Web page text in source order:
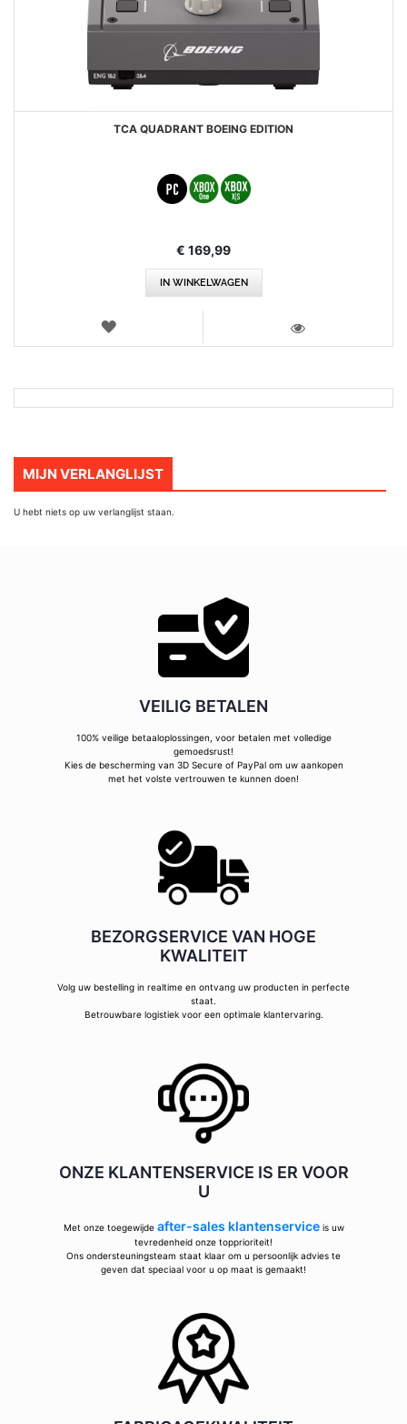
TCA QUADRANT BOEING EDITION
€ 169,99
IN WINKELWAGEN
VERLANGLIJST
MIJN VERLANGLIJST
U hebt niets op uw verlanglijst staan.
VEILIG BETALEN
100% veilige betaaloplossingen, voor betalen met volledige
gemoedsrust!
Kies de bescherming van 3D Secure of PayPal om uw aankopen
met het volste vertrouwen te kunnen doen!
BEZORGSERVICE VAN HOGE
KWALITEIT
Volg uw bestelling in realtime en ontvang uw producten in perfecte
staat.
Betrouwbare logistiek voor een optimale klantervaring.
ONZE KLANTENSERVICE IS ER VOOR
U
Met onze toegewijde after-sales klantenserviceis uw
tevredenheid onze topprioriteit!
Ons ondersteuningsteam staat klaar om u persoonlijk advies te
geven dat speciaal voor u op maat is gemaakt!